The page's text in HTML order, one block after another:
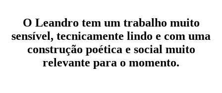
O Leandro tem um trabalho muito
sensível, tecnicamente lindo e com uma
construção poética e social muito
relevante para o momento.